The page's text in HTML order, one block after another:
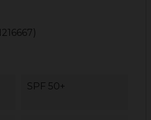
SPF 50+